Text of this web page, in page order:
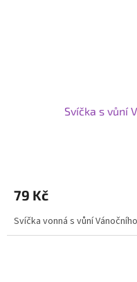
Svíčka s vůní
79 Kč
Svíčka vonná s vůní